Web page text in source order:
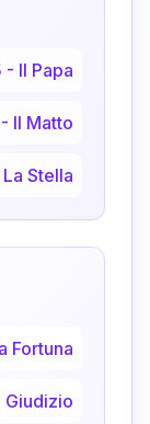
- Il Papa
- Il Matto
La Stella
Fortuna
Giudizio